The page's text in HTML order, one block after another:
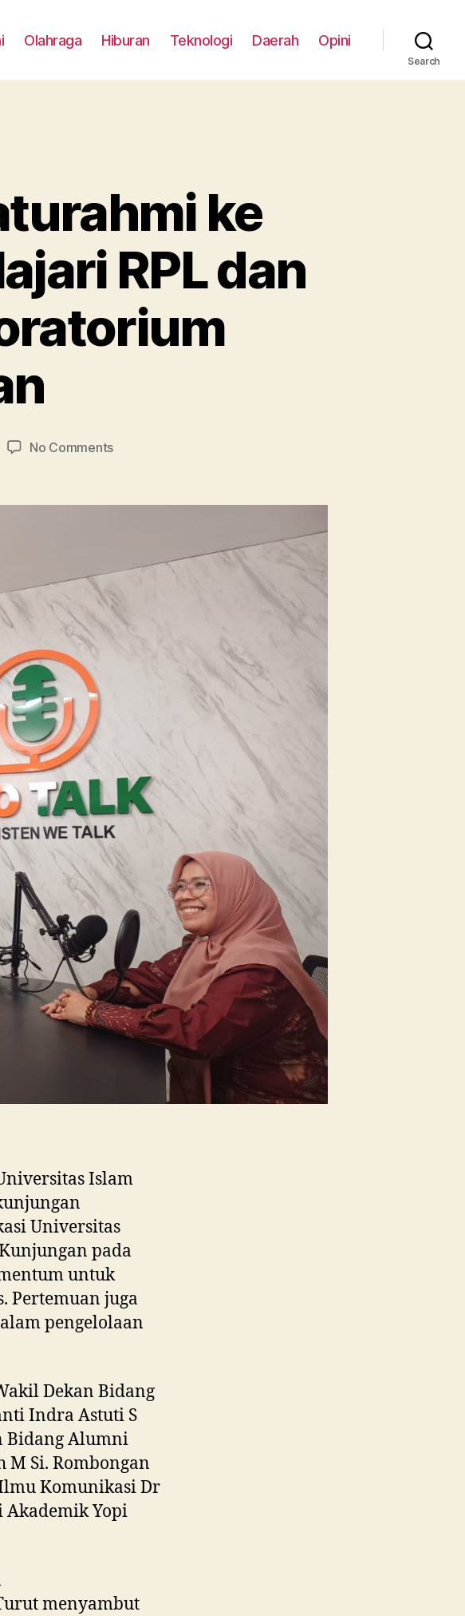
Olahraga Hiburan Teknologi Daerah Opini
Search
ke
RPL dan
No Commentson
Silaturahmi
Unissula,
RPL
dan
Laboratorium
Islam
Universitas
pada
untuk
Pertemuan juga
pengelolaan
Dekan Bidang
Indra Astuti S
Bidang Alumni
M Si. Rombongan
Komunikasi Dr
Akademik Yopi
menyambut